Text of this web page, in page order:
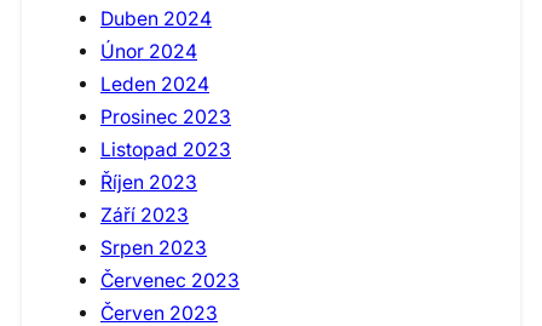
Duben 2024
Únor 2024
Leden 2024
Prosinec 2023
Listopad 2023
Říjen 2023
Září 2023
Srpen 2023
Červenec 2023
Červen 2023